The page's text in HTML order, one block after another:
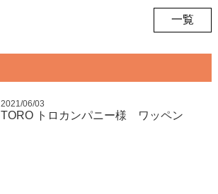
一覧
2021/06/03
TORO トロカンパニー様 ワッペン